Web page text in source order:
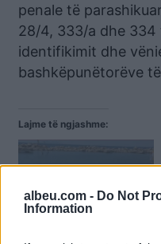
albeu.com - Do Not
Information
penale të
28/4, 333/a dhe 334
identifikimit dhe
bashkëpunëtorëve
Lajme të ngjashme:
si planifikuan skafistët